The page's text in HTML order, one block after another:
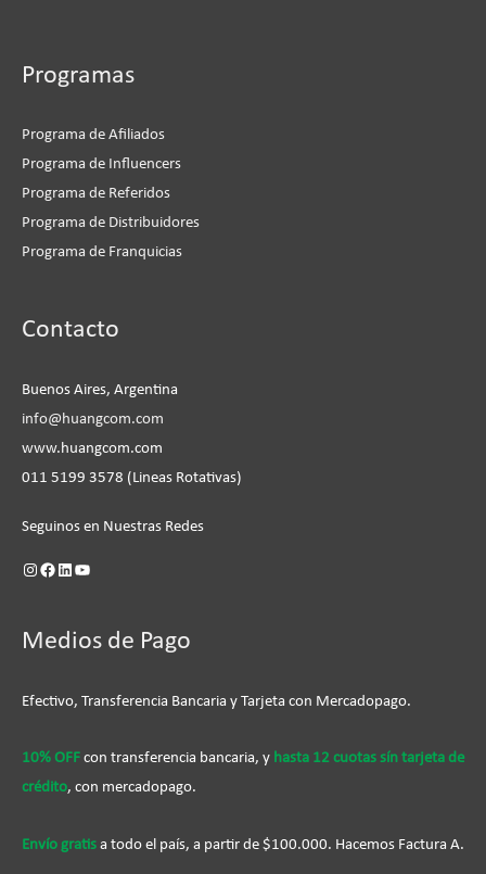
Programas
Programa de Afiliados
Programa de Influencers
Programa de Referidos
Programa de Distribuidores
Programa de Franquicias
Contacto
Buenos Aires, Argentina
info@huangcom.com
www.huangcom.com
011 5199 3578 (Lineas Rotativas)
Seguinos en Nuestras Redes
Medios de Pago
Efectivo, Transferencia Bancaria y Tarjeta con Mercadopago.
10% OFF con transferencia bancaria, y hasta 12 cuotas sín tarjeta de
crédito, con mercadopago.
Envío gratis a todo el país, a partir de $100.000. Hacemos Factura A.